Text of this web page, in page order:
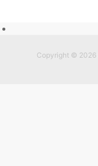
Copyright © 2026